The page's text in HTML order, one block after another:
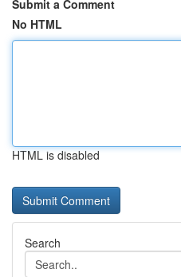
Submit a Comment
No HTML
HTML is disabled
Search